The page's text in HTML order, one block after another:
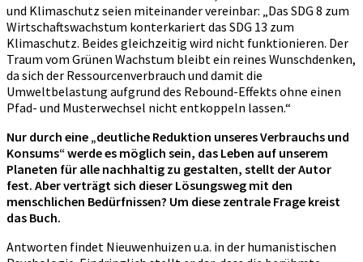
und Klimaschutz seien miteinander vereinbar: „Das SDG 8 zum
Wirtschaftswachstum konterkariert das SDG 13 zum
Klimaschutz. Beides gleichzeitig wird nicht funktionieren. Der
Traum vom Grünen Wachstum bleibt ein reines Wunschdenken,
da sich der Ressourcenverbrauch und damit die
Umweltbelastung aufgrund des Rebound-Effekts ohne einen
Pfad- und Musterwechsel nicht entkoppeln lassen.“
Nur durch eine „deutliche Reduktion unseres Verbrauchs und
Konsums“ werde es möglich sein, das Leben auf unserem
Planeten für alle nachhaltig zu gestalten, stellt der Autor
fest. Aber verträgt sich dieser Lösungsweg mit den
menschlichen Bedürfnissen? Um diese zentrale Frage kreist
das Buch.
Antworten findet Nieuwenhuizen u.a. in der humanistischen